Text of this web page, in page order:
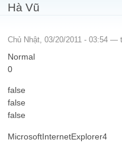
Hà Vũ
Chủ Nhật, 03/20/2011 - 03:54 —
Normal
0
false
false
false
MicrosoftInternetExplorer4